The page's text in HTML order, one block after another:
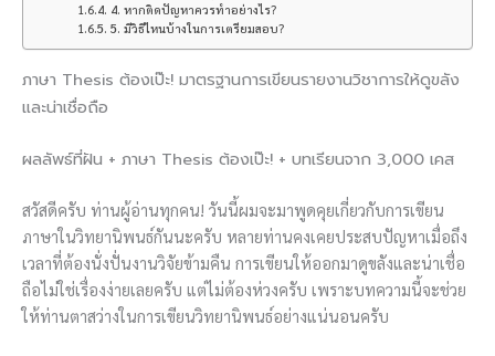
4. หากติดปัญหาควรทำอย่างไร?
5. มีวิธีไหนบ้างในการเตรียมสอบ?
ภาษา Thesis ต้องเป๊ะ! มาตรฐานการเขียนรายงานวิชาการให้ดูขลัง
และน่าเชื่อถือ
ผลลัพธ์ที่ฝัน + ภาษา Thesis ต้องเป๊ะ! + บทเรียนจาก 3,000 เคส
สวัสดีครับ ท่านผู้อ่านทุกคน! วันนี้ผมจะมาพูดคุยเกี่ยวกับการเขียน
ภาษาในวิทยานิพนธ์กันนะครับ หลายท่านคงเคยประสบปัญหาเมื่อถึง
เวลาที่ต้องนั่งปั่นงานวิจัยข้ามคืน การเขียนให้ออกมาดูขลังและน่าเชื่อ
ถือไม่ใช่เรื่องง่ายเลยครับ แต่ไม่ต้องห่วงครับ เพราะบทความนี้จะช่วย
ให้ท่านตาสว่างในการเขียนวิทยานิพนธ์อย่างแน่นอนครับ